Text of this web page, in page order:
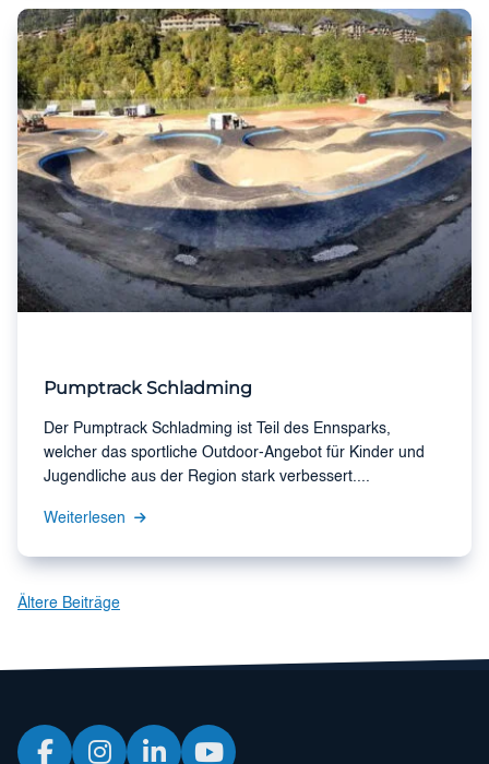
Pumptrack Schladming
Der Pumptrack Schladming ist Teil des Ennsparks,
welcher das sportliche Outdoor-Angebot für Kinder und
Jugendliche aus der Region stark verbessert....
Weiterlesen
Beitragsnavigation
Ältere Beiträge